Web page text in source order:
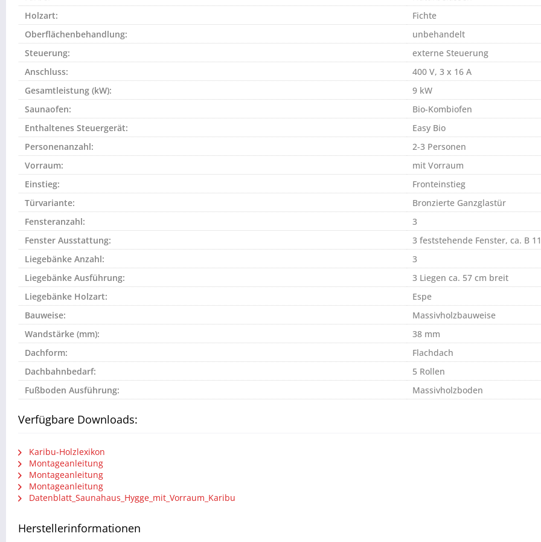
Holzart:
Fichte
Oberflächenbehandlung:
unbehandelt
Steuerung:
externe Steuerung
Anschluss:
400 V, 3 x 16 A
Gesamtleistung (kW):
9 kW
Saunaofen:
Bio-Kombiofen
Enthaltenes Steuergerät:
Easy Bio
Personenanzahl:
2-3 Personen
Vorraum:
mit Vorraum
Einstieg:
Fronteinstieg
Türvariante:
Bronzierte Ganzglastür
Fensteranzahl:
3
Fenster Ausstattung:
3 feststehende Fenster, ca. B
Liegebänke Anzahl:
3
Liegebänke Ausführung:
3 Liegen ca. 57 cm breit
Liegebänke Holzart:
Espe
Bauweise:
Massivholzbauweise
Wandstärke (mm):
38 mm
Dachform:
Flachdach
Dachbahnbedarf:
5 Rollen
Fußboden Ausführung:
Massivholzboden
Verfügbare Downloads:
Karibu-Holzlexikon
Montageanleitung
Montageanleitung
Montageanleitung
Datenblatt_Saunahaus_Hygge_mit_Vorraum_Karibu
Herstellerinformationen